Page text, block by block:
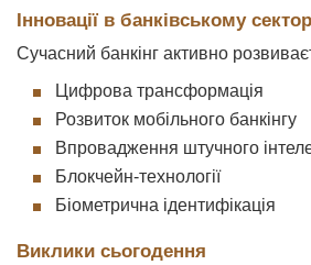
Інновації в банківському
Сучасний банкінг активно
Цифрова трансформація
Розвиток мобільного банкінгу
Впровадження штучного
Блокчейн-технології
Біометрична ідентифікація
Виклики сьогодення